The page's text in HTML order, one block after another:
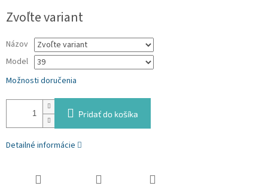
cena:
Zvoľte variant
Názov
Model
Možnosti doručenia
Pridať do košíka
Detailné informácie